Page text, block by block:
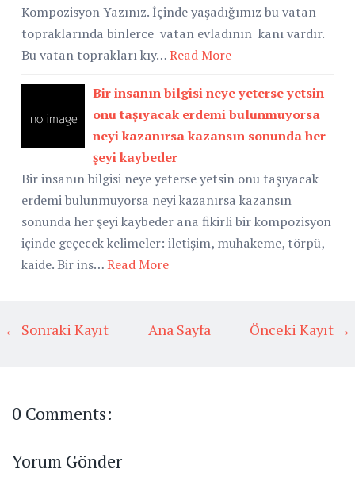
Kompozisyon Yazınız. İçinde yaşadığımız bu vatan
topraklarında binlerce vatan evladının kanı vardır.
Bu vatan toprakları kıy…Read More
Bir insanın bilgisi neye yeterse yetsin
onu taşıyacak erdemi bulunmuyorsa
neyi kazanırsa kazansın sonunda her
şeyi kaybeder
Bir insanın bilgisi neye yeterse yetsin onu taşıyacak
erdemi bulunmuyorsa neyi kazanırsa kazansın
sonunda her şeyi kaybeder ana fikirli bir kompozisyon
içinde geçecek kelimeler: iletişim, muhakeme, törpü,
kaide. Bir ins…Read More
← Sonraki Kayıt Önceki Kayıt →
Ana Sayfa
0 Comments:
Yorum Gönder